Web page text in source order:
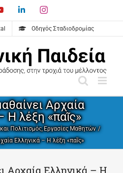
YouTubeLinkedInInstagram
Οδηγός Σταδιοδρομίας
Αρχαία
Η λέξη «παῖς»
Πολιτισμός Εργασίες Μαθητών
Ελληνικά – Η λέξη «παῖς»
Αρχαία Ελληνικά – Η